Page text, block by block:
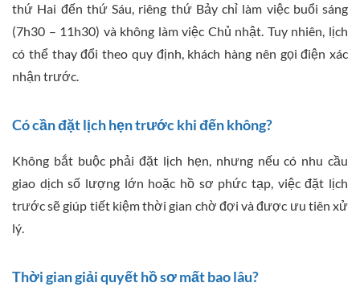
thứ Hai đến thứ Sáu, riêng thứ Bảy chỉ làm việc buổi sáng
(7h30 – 11h30) và không làm việc Chủ nhật. Tuy nhiên, lịch
có thể thay đổi theo quy định, khách hàng nên gọi điện xác
nhận trước.
Có cần đặt lịch hẹn trước khi đến không?
Không bắt buộc phải đặt lịch hẹn, nhưng nếu có nhu cầu
giao dịch số lượng lớn hoặc hồ sơ phức tạp, việc đặt lịch
trước sẽ giúp tiết kiệm thời gian chờ đợi và được ưu tiên xử
lý.
Thời gian giải quyết hồ sơ mất bao lâu?